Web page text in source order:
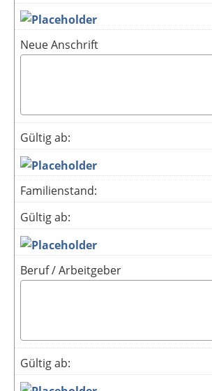
Neue Anschrift
Gültig ab:
Familienstand:
Gültig ab:
Beruf / Arbeitgeber
Gültig ab: